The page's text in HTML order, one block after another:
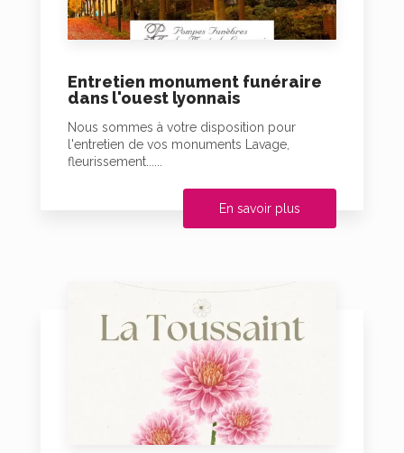
Entretien monument funéraire
dans l'ouest lyonnais
Nous sommes à votre disposition pour
l'entretien de vos monuments Lavage,
fleurissement......
En savoir plus